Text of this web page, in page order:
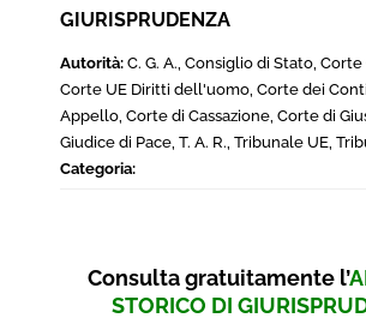
GIURISPRUDENZA
Autorità: C. G. A., Consiglio di Stato,
Corte UE Diritti dell'uomo, Corte dei
Appello, Corte di Cassazione, Corte di
Giudice di Pace, T. A. R., Tribunale UE,
Categoria:
Consulta gratuitamente l’
STORICO DI